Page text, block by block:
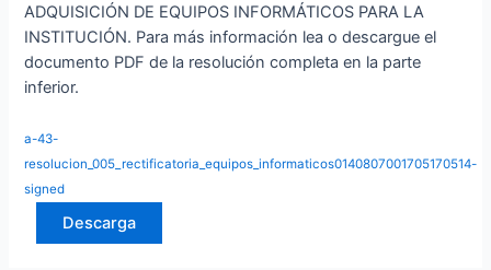
ADQUISICIÓN DE EQUIPOS INFORMÁTICOS PARA LA
INSTITUCIÓN. Para más información lea o descargue el
documento PDF de la resolución completa en la parte
inferior.
a-43-
resolucion_005_rectificatoria_equipos_informaticos0140807001705170514-
signed
Descarga